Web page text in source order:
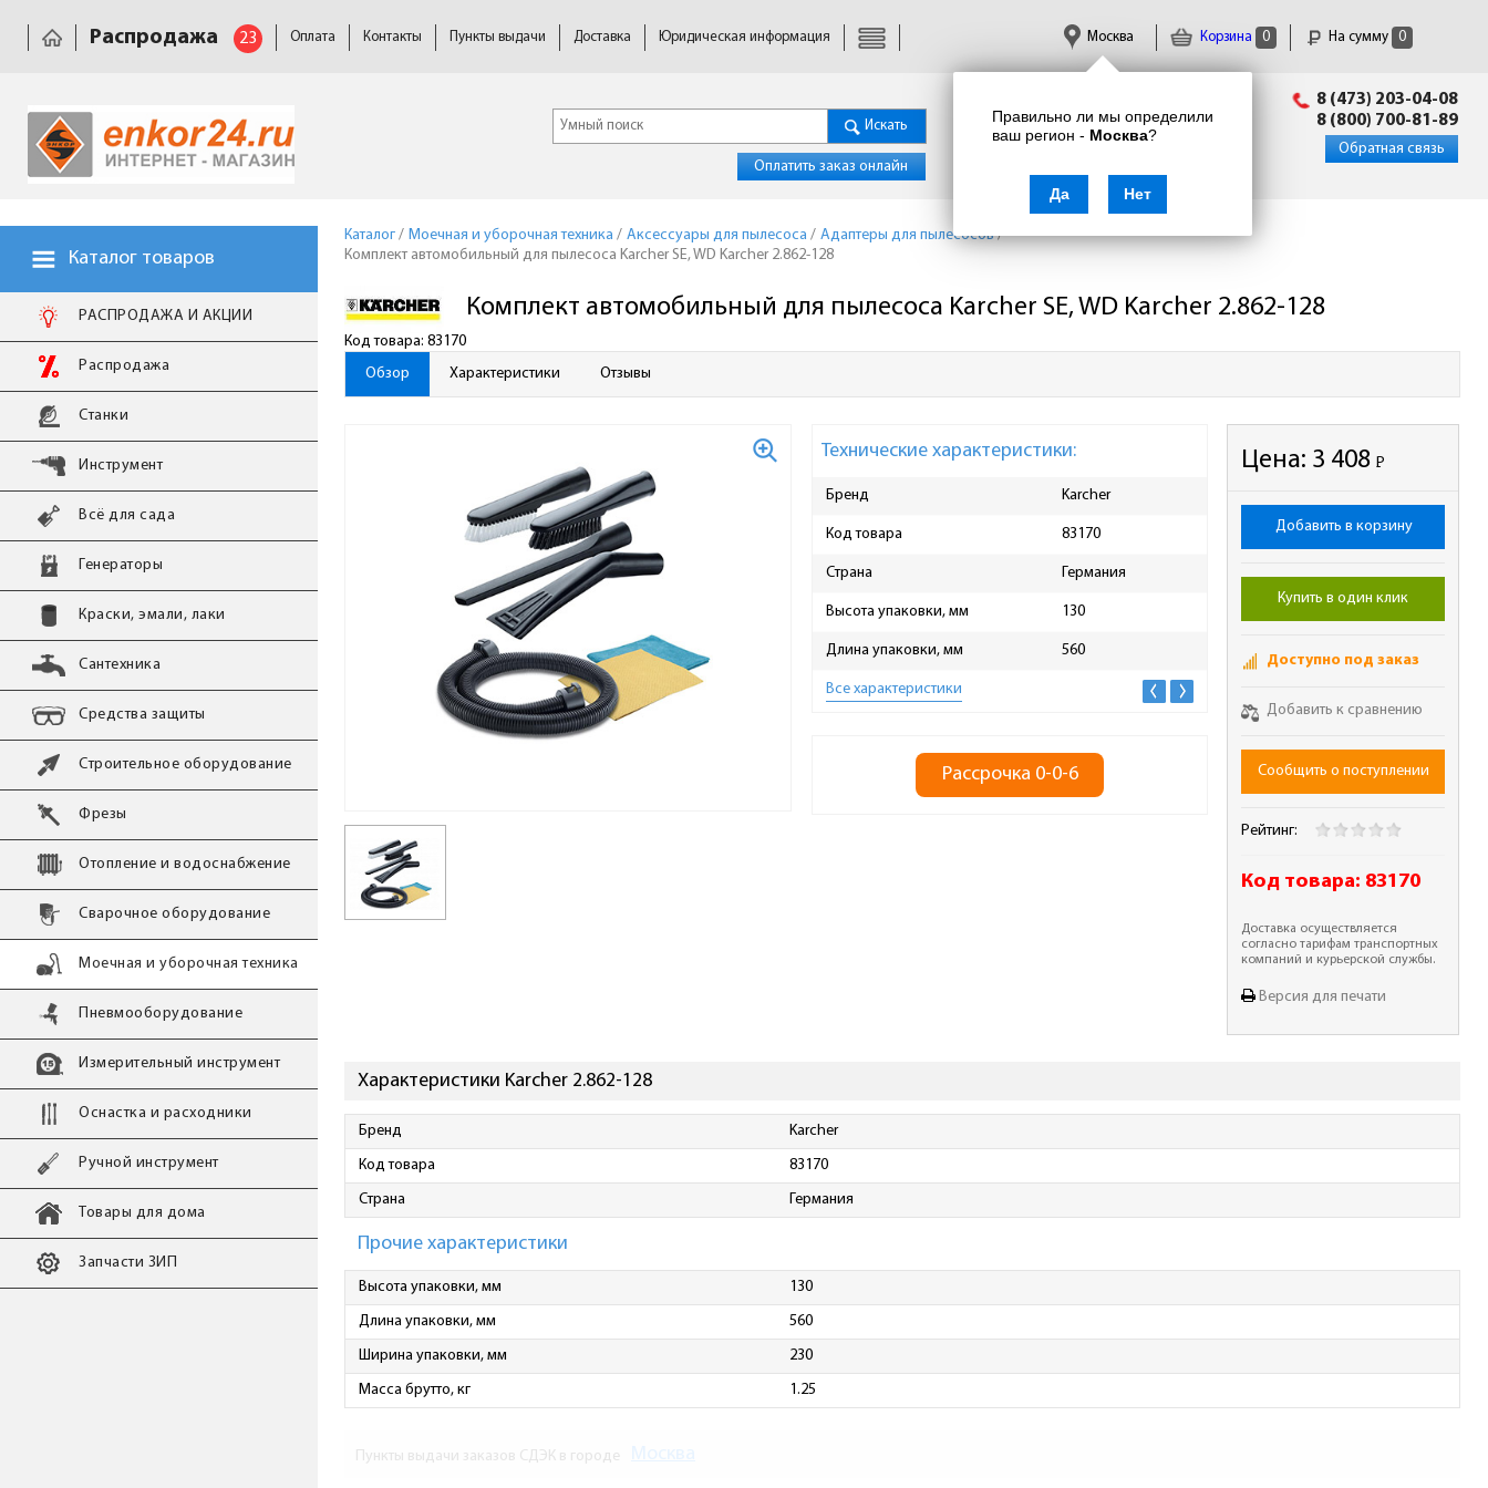
Корзина 0 На сумму 0
Правильно ли мы определили
ваш регион - Москва?
Да Нет
Москва
Распродажа 23 Оплата Контакты Пункты выдачи Доставка Юридическая информация
Искать
Оплатить заказ онлайн
info@enkor24.ru
8 (473) 203-04-08
8 (800) 700-81-89
Обратная связь
Каталог товаров
РАСПРОДАЖА И АКЦИИ
Распродажа
Станки
Инструмент
Всё для сада
Генераторы
Краски, эмали, лаки
Сантехника
Средства защиты
Строительное оборудование
Фрезы
Отопление и водоснабжение
Сварочное оборудование
Моечная и уборочная техника
Пневмооборудование
Измерительный инструмент
Оснастка и расходники
Ручной инструмент
Товары для дома
Запчасти ЗИП
Каталог / Моечная и уборочная техника / Аксессуары для пылесоса / Адаптеры для пылесосов/
Комплект автомобильный для пылесоса Karcher SE, WD Karcher 2.862-128
Код товара: 83170
Комплект автомобильный для пылесоса Karcher SE, WD Karcher 2.862-128
Обзор Характеристики Отзывы
Технические характеристики:
Бренд Karcher
Код товара 83170
Страна Германия
Высота упаковки, мм 130
Длина упаковки, мм 560
Масса брутто, кг
Все характеристики
Рассрочка 0-0-6
Цена: 3 408Р
-
Добавить в корзину
Купить в один клик
Доступно под заказ
Добавить к сравнению
Сообщить о поступлении
Рейтинг:
Код товара: 83170
Доставка осуществляется
согласно тарифам транспортных
компаний и курьерской службы.
Версия для печати
Характеристики Karcher 2.862-128
Бренд Karcher
Код товара 83170
Страна Германия
Прочие характеристики
Высота упаковки, мм 130
Длина упаковки, мм 560
Ширина упаковки, мм 230
Масса брутто, кг 1.25
Пункты выдачи заказов СДЭК в городе